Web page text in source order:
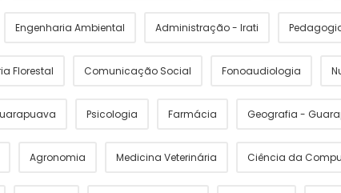
Engenharia Ambiental Administração - Irati
Florestal Comunicação Social Fonoaudiologia
Psicologia Farmácia Geografia -
Agronomia Medicina Veterinária Ciência da